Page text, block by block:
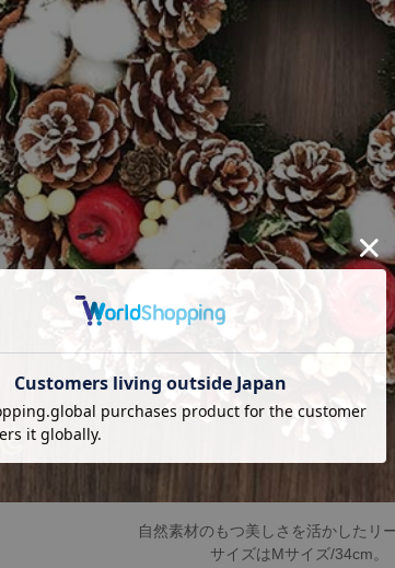
自然素材のもつ美しさを活かしたリ
サイズはMサイズ/34cm。